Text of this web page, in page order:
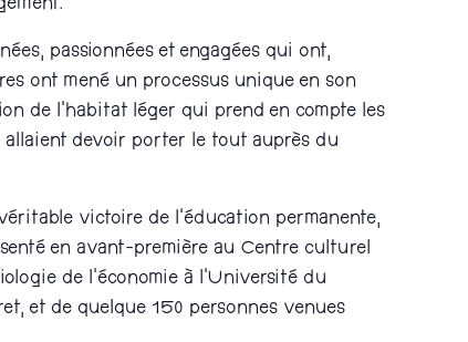
passionnées et engagées qui ont,
ont mené un processus unique en son
de l’habitat léger qui prend en compte les
allaient devoir porter le tout auprès du
victoire de l’éducation permanente,
en avant-première au Centre culturel
de l’économie à l’Université du
et de quelque 150 personnes venues